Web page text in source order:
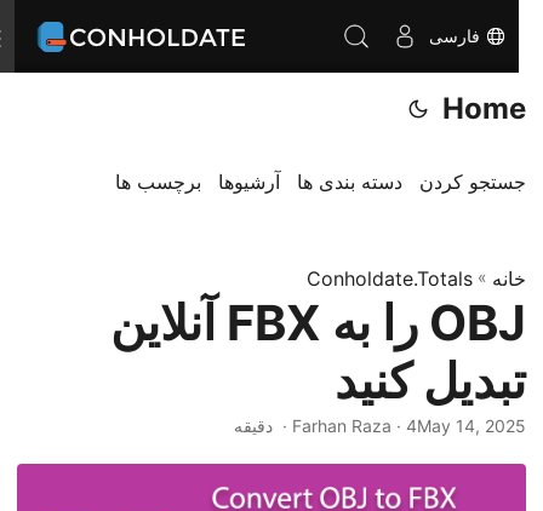
فارسی
Home
جستجو کردن دسته بندی ها آرشیوها برچسب ها
خانه»
Conholdate.Totals
OBJ را به FBX آنلاین
تبدیل کنید
May 14, 2025‎ · Farhan Raza · 4 دقیقه